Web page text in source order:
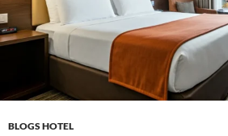
BLOGS HOTEL